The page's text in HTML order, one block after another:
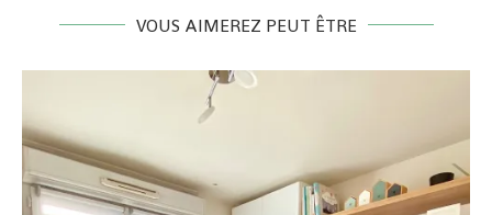
VOUS AIMEREZ PEUT ÊTRE